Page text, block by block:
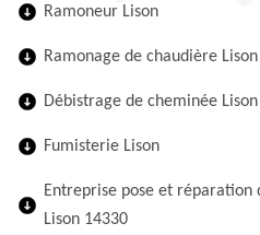
Ramoneur Lison
Ramonage de chaudière Lison
Débistrage de cheminée Lison
Fumisterie Lison
Entreprise pose et réparation
Lison 14330